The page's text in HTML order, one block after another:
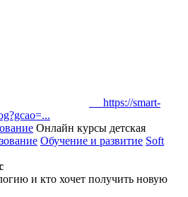
https://smart-
Онлайн курсы детская
Обучение и развитие Soft
и кто хочет получить новую